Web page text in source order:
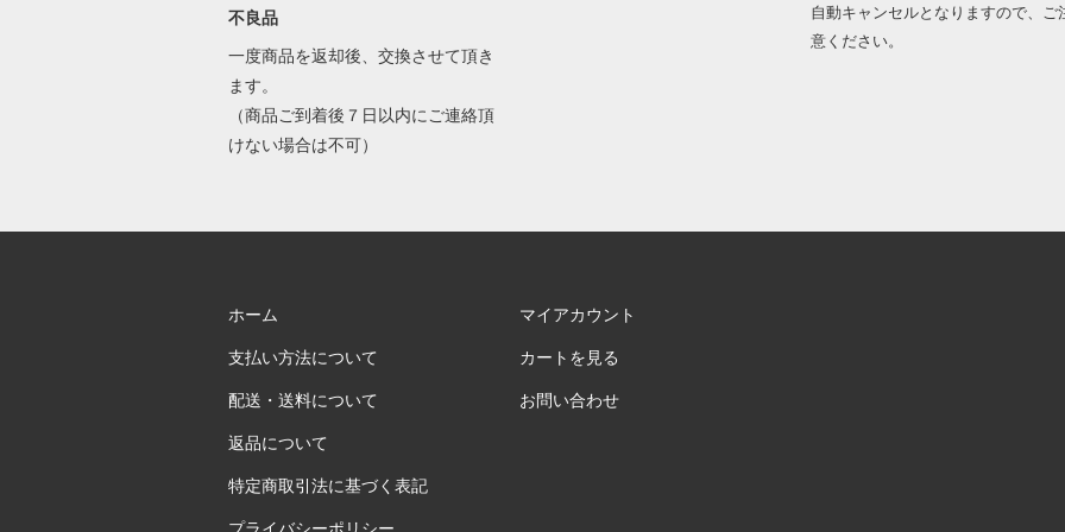
不良品
一度商品を返却後、交換させて頂き
ます。
（商品ご到着後７日以内にご連絡頂
けない場合は不可）
自動キャンセルとなりますので、ご
意ください。
ホーム
支払い方法について
配送・送料について
返品について
特定商取引法に基づく表記
マイアカウント
カートを見る
お問い合わせ